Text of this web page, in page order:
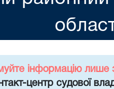
інформацію лише
центр судової